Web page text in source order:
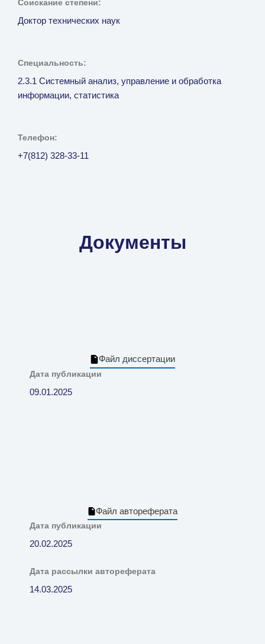
Соискание степени:
Доктор технических наук
Специальность:
2.3.1 Системный анализ, управление и обработка
информации, статистика
Телефон:
+7(812) 328-33-11
Документы
Файл диссертации
Дата публикации
09.01.2025
Файл автореферата
Дата публикации
20.02.2025
Дата рассылки автореферата
14.03.2025